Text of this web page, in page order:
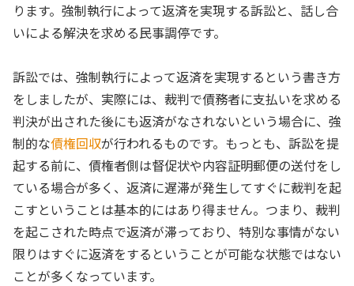
ります。強制執行によって返済を実現する訴訟と、話し合
いによる解決を求める民事調停です。
訴訟では、強制執行によって返済を実現するという書き方
をしましたが、実際には、裁判で債務者に支払いを求める
判決が出された後にも返済がなされないという場合に、強
制的な債権回収が行われるものです。もっとも、訴訟を提
起する前に、債権者側は督促状や内容証明郵便の送付をし
ている場合が多く、返済に遅滞が発生してすぐに裁判を起
こすということは基本的にはあり得ません。つまり、裁判
を起こされた時点で返済が滞っており、特別な事情がない
限りはすぐに返済をするということが可能な状態ではない
ことが多くなっています。